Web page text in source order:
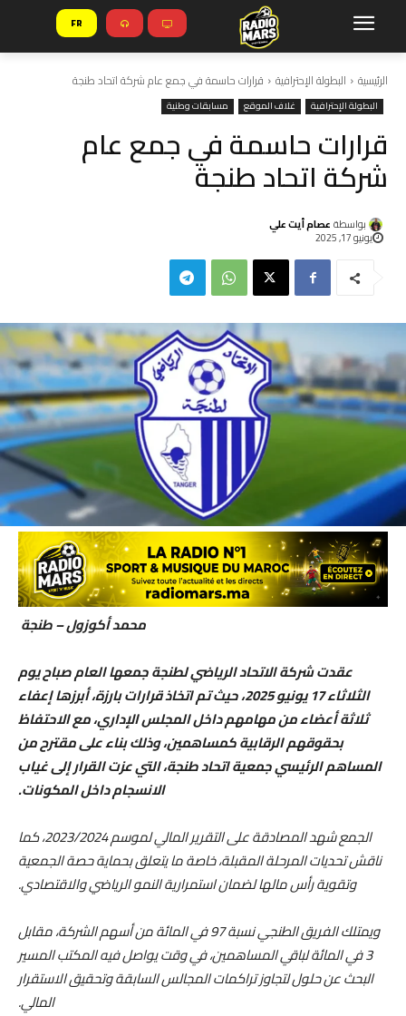
FR
الرئيسية البطولة الإحترافية قرارات حاسمة في جمع عام شركة اتحاد طنجة
البطولة الإحترافية غلاف الموقع مسابقات وطنية
قرارات حاسمة في جمع عام
شركة اتحاد طنجة
بواسطة عصام أيت علي
يونيو 17, 2025
محمد أكوزول – طنجة
عقدت شركة الاتحاد الرياضي لطنجة جمعها العام صباح يوم
الثلاثاء 17 يونيو 2025، حيث تم اتخاذ قرارات بارزة، أبرزها إعفاء
ثلاثة أعضاء من مهامهم داخل المجلس الإداري، مع الاحتفاظ
بحقوقهم الرقابية كمساهمين، وذلك بناء على مقترح من
المساهم الرئيسي جمعية اتحاد طنجة، التي عزت القرار إلى غياب
الانسجام داخل المكونات.
الجمع شهد المصادقة على التقرير المالي لموسم 2023/2024، كما
ناقش تحديات المرحلة المقبلة، خاصة ما يتعلق بحماية حصة الجمعية
وتقوية رأس مالها لضمان استمرارية النمو الرياضي والاقتصادي.
ويمتلك الفريق الطنجي نسبة 97 في المائة من أسهم الشركة، مقابل
3 في المائة لباقي المساهمين، في وقت يواصل فيه المكتب المسير
البحث عن حلول لتجاوز تراكمات المجالس السابقة وتحقيق الاستقرار
المالي.